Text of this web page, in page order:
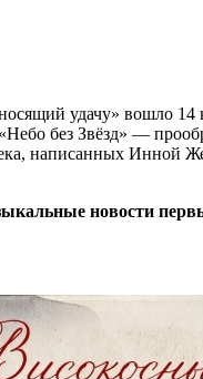
удачу» вошло 14
без Звёзд» —
написанных Инной
новости